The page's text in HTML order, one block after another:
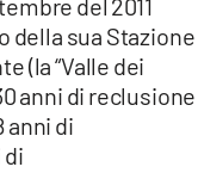
del 2011
della sua Stazione
(la “Valle dei
anni di reclusione
anni di
di